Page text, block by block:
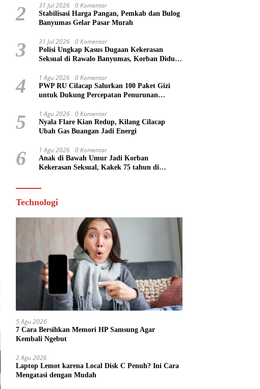
2 31 Jul 2026 0 Komentar
Stabilisasi Harga Pangan, Pemkab dan Bulog
Banyumas Gelar Pasar Murah
3 31 Jul 2026 0 Komentar
Polisi Ungkap Kasus Dugaan Kekerasan
Seksual di Rawalo Banyumas, Korban Diduga
4 1 Agu 2026 0 Komentar
PWP RU Cilacap Salurkan 100 Paket Gizi
untuk Dukung Percepatan Penurunan
5 1 Agu 2026 0 Komentar
Nyala Flare Kian Redup, Kilang Cilacap
Ubah Gas Buangan Jadi Energi
6 1 Agu 2026 0 Komentar
Anak di Bawah Umur Jadi Korban
Kekerasan Seksual, Kakek 75 tahun di
Technologi
5 Agu 2026
7 Cara Bersihkan Memori HP Samsung Agar
Kembali Ngebut
2 Agu 2026
Laptop Lemot karena Local Disk C Penuh? Ini Cara
Mengatasi dengan Mudah